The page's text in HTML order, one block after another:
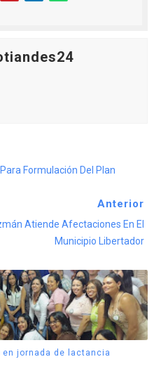
Formulación Del Plan
Anterior
Atiende Afectaciones En El
Municipio Libertador
en jornada de lactancia